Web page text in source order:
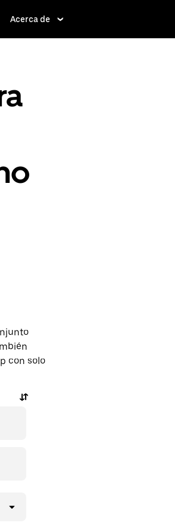
Acerca de
con solo